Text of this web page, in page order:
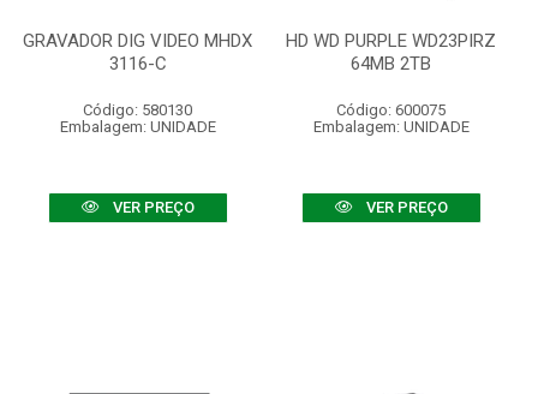
GRAVADOR DIG VIDEO MHDX
3116-C
Código: 580130
Embalagem: UNIDADE
VER PREÇO
HD WD PURPLE WD23PIRZ
64MB 2TB
Código: 600075
Embalagem: UNIDADE
VER PREÇO